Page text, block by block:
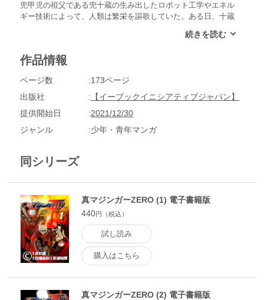
兜甲児の祖父である兜十蔵の生み出したロボット工学やエネル
ギー技術によって、人類は繁栄を謳歌していた。ある日、十蔵
る。甲児はさやかとともに、十蔵の要求に従い研究施設へと向
築した『真マジンガーZERO』がいよいよ登場!!
作品情報
ページ数
173ページ
出版社
【イーブックイニシアティブジャパン】
提供開始日
2021/12/30
ジャンル
少年・青年マンガ
同シリーズ
真マジンガーZERO (1) 電子書籍版
440円（税込）
試し読み
購入はこちら
真マジンガーZERO (2) 電子書籍版